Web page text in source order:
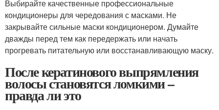
Выбирайте качественные профессиональные
кондиционеры для чередования с масками. Не
закрывайте сильные маски кондиционером. Думайте
дважды перед тем как передержать или начать
прогревать питательную или восстанавливающую маску.
После кератинового выпрямления
волосы становятся ломкими –
правда ли это